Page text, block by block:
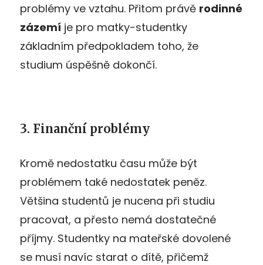
problémy ve vztahu. Přitom právě rodinné
zázemí je pro matky-studentky
základním předpokladem toho, že
studium úspěšně dokončí.
3. Finanční problémy
Kromě nedostatku času může být
problémem také nedostatek peněz.
Většina studentů je nucena při studiu
pracovat, a přesto nemá dostatečné
příjmy. Studentky na mateřské dovolené
se musí navíc starat o dítě, přičemž